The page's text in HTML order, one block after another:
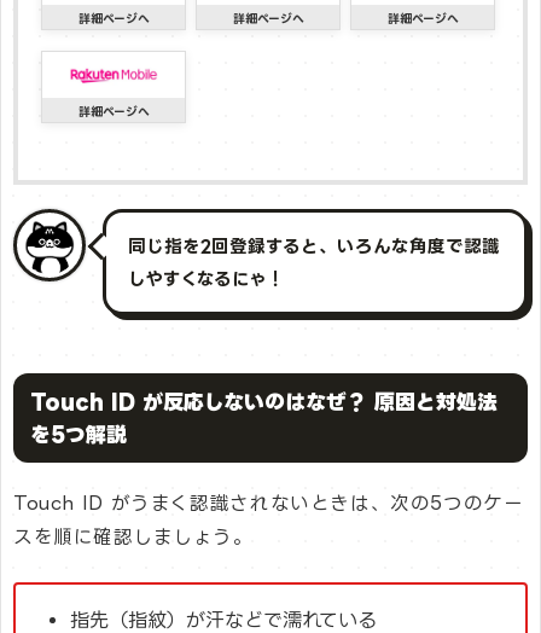
同じ指を2回登録すると、いろんな角度で認識
しやすくなるにゃ！
Touch ID が反応しないのはなぜ？ 原因と対処法
を5つ解説
Touch ID がうまく認識されないときは、次の5つのケー
スを順に確認しましょう。
指先（指紋）が汗などで濡れている